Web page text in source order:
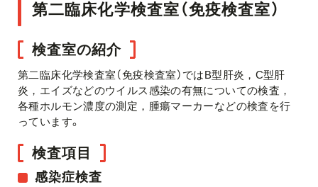
第二臨床化学検査室（免疫検査室）
検査室の紹介
第二臨床化学検査室（免疫検査室）ではB型肝炎，C型肝
炎，エイズなどのウイルス感染の有無についての検査，
各種ホルモン濃度の測定，腫瘍マーカーなどの検査を行
っています。
検査項目
感染症検査